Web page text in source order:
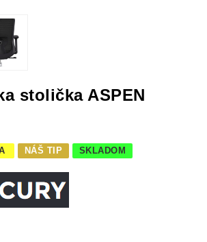
stolička ASPEN
NÁŠ TIP SKLADOM